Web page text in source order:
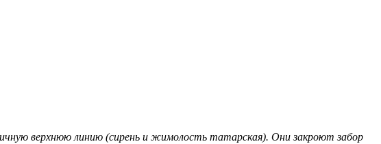
верхнюю линию (сирень и жимолость татарская). Они закроют забор